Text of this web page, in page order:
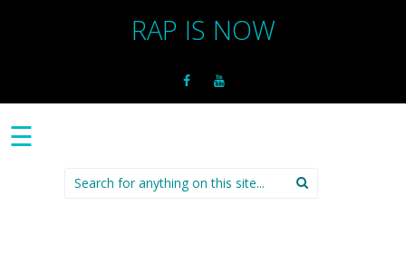
RAP IS NOW
☰
Search
for: